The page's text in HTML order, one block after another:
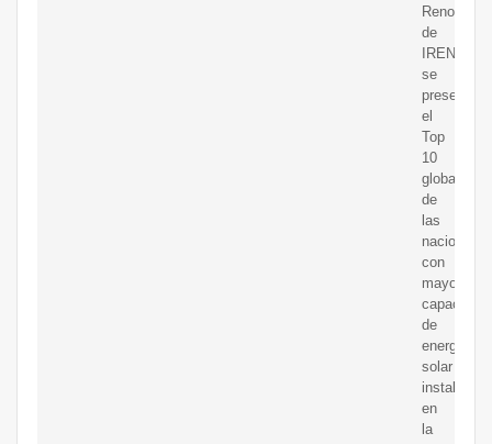
de
IRENA,
se
presenta
el
Top
10
global
de
las
naciones
con
mayor
capacidad
de
energía
solar
instalada
en
la